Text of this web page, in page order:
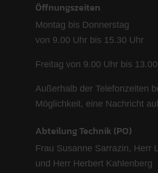
Öffnungszeiten
Montag bis Donnerstag
von 9.00 Uhr bis 15.30 Uhr
Freitag von 9.00 Uhr bis
Außerhalb der Telefonzeiten
Möglichkeit, eine Nachricht
Abteilung Technik (PO)
Frau Susanne Sarrazin, Herr
und Herr Herbert Kahlenberg